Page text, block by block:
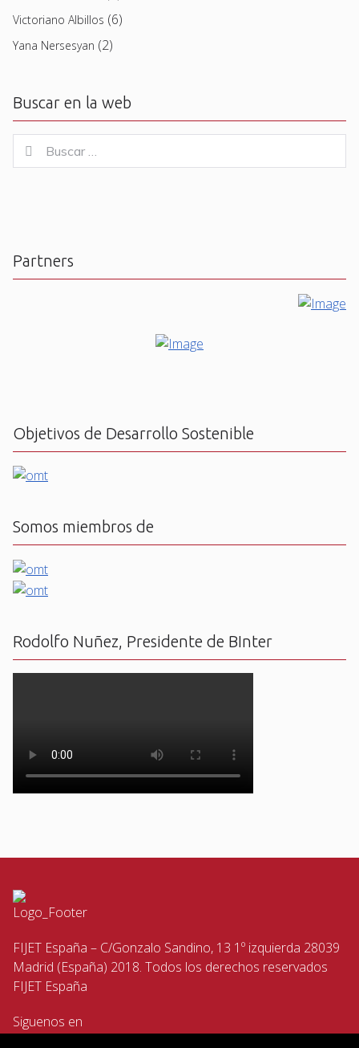
Victoriano Albillos (6)
Yana Nersesyan (2)
Buscar en la web
for:
Buscar
Partners
Objetivos de Desarrollo Sostenible
Somos miembros de
Rodolfo Nuñez, Presidente de BInter
FIJET España – C/Gonzalo Sandino, 13 1º izquierda 28039
Madrid (España) 2018. Todos los derechos reservados
FIJET España
Siguenos en